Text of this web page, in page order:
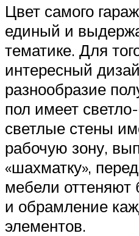
Цвет самого
единый и
тематике. Для
интересный
разнообразие
пол имеет
светлые стены
рабочую зону,
«шахматку»,
мебели оттеняют
и обрамление
элементов.